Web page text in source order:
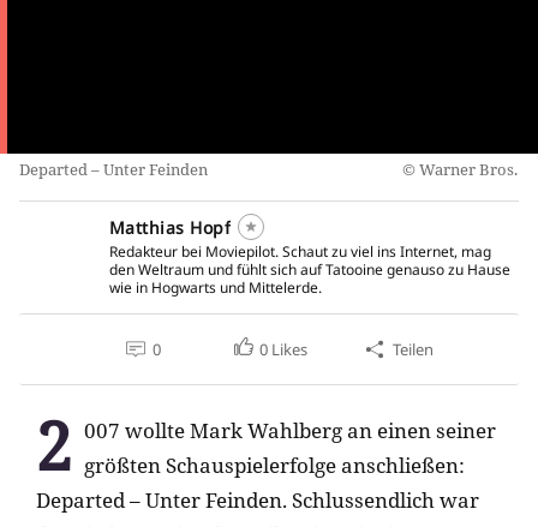
Departed – Unter Feinden Warner Bros.
Matthias Hopf
Redakteur bei Moviepilot. Schaut zu viel ins Internet, mag
den Weltraum und fühlt sich auf Tatooine genauso zu Hause
wie in Hogwarts und Mittelerde.
0 0 Likes Teilen
2 007 wollte Mark Wahlberg an einen seiner
größten Schauspielerfolge anschließen:
Departed – Unter Feinden. Schlussendlich war